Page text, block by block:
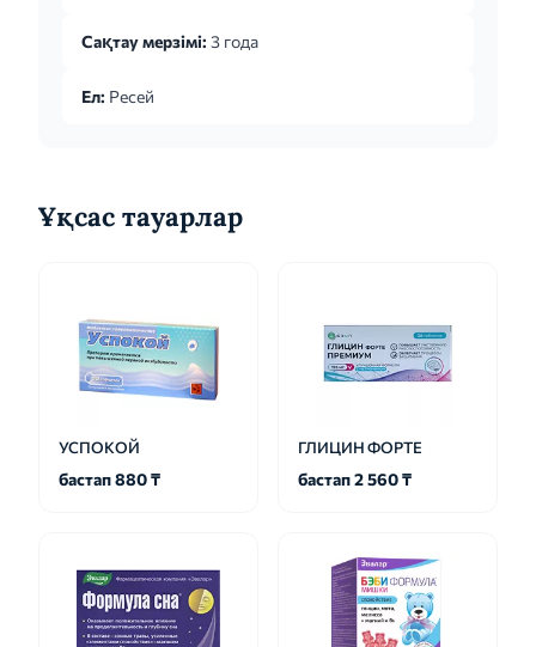
Сақтау мерзімі: 3 года
Ел: Ресей
Ұқсас тауарлар
УСПОКОЙ
бастап 880 ₸
ГЛИЦИН ФОРТЕ
бастап 2 560 ₸